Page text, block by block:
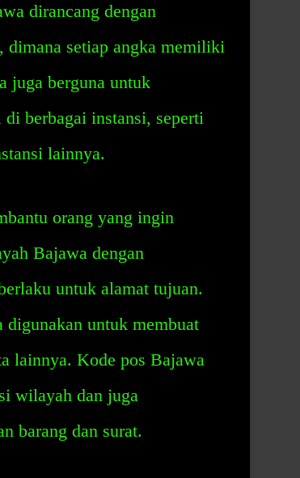
dirancang dengan
setiap angka memiliki
juga berguna untuk
berbagai instansi, seperti
lainnya.
orang yang ingin
Bajawa dengan
untuk alamat tujuan.
untuk membuat
lainnya. Kode pos Bajawa
wilayah dan juga
barang dan surat.